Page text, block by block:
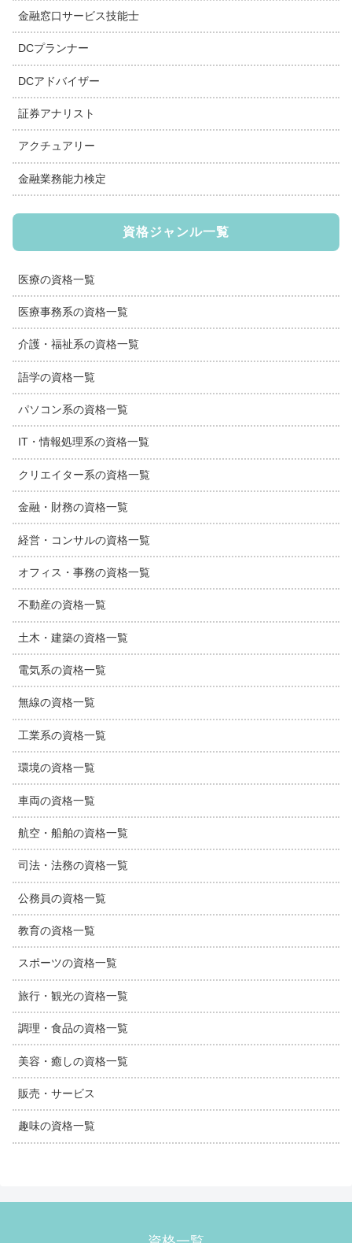
金融窓口サービス技能士
DCプランナー
DCアドバイザー
証券アナリスト
アクチュアリー
金融業務能力検定
資格ジャンル一覧
医療の資格一覧
医療事務系の資格一覧
介護・福祉系の資格一覧
語学の資格一覧
パソコン系の資格一覧
IT・情報処理系の資格一覧
クリエイター系の資格一覧
金融・財務の資格一覧
経営・コンサルの資格一覧
オフィス・事務の資格一覧
不動産の資格一覧
土木・建築の資格一覧
電気系の資格一覧
無線の資格一覧
工業系の資格一覧
環境の資格一覧
車両の資格一覧
航空・船舶の資格一覧
司法・法務の資格一覧
公務員の資格一覧
教育の資格一覧
スポーツの資格一覧
旅行・観光の資格一覧
調理・食品の資格一覧
美容・癒しの資格一覧
販売・サービス
趣味の資格一覧